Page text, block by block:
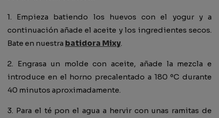
1. Empieza batiendo los huevos con el yogur y a
continuación añade el aceite y los ingredientes secos.
Bate en nuestra batidora Mixy.
2. Engrasa un molde con aceite, añade la mezcla e
introduce en el horno precalentado a 180 ºC durante
40 minutos aproximadamente.
3. Para el té pon el agua a hervir con unas ramitas de